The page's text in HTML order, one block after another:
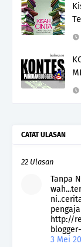
CATAT ULASAN
22 Ulasan
Tanpa
http://
3 Mei